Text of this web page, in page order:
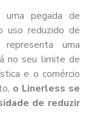
pegada de
uso reduzido de
uma
no seu limite de
e o comércio
o Linerless se
de reduzir